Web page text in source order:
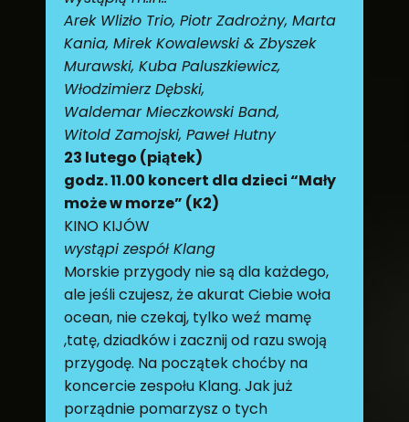
Arek Wlizło Trio, Piotr Zadrożny, Marta
Kania, Mirek Kowalewski & Zbyszek
Murawski, Kuba Paluszkiewicz,
Włodzimierz Dębski,
Waldemar Mieczkowski Band,
Witold Zamojski, Paweł Hutny
23 lutego (piątek)
godz. 11.00 koncert dla dzieci “Mały
może w morze” (K2)
KINO KIJÓW
wystąpi zespół Klang
Morskie przygody nie są dla każdego,
ale jeśli czujesz, że akurat Ciebie woła
ocean, nie czekaj, tylko weź mamę
,tatę, dziadków i zacznij od razu swoją
przygodę. Na początek choćby na
koncercie zespołu Klang. Jak już
porządnie pomarzysz o tych